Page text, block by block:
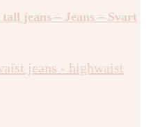
jeans – Jeans – Svart